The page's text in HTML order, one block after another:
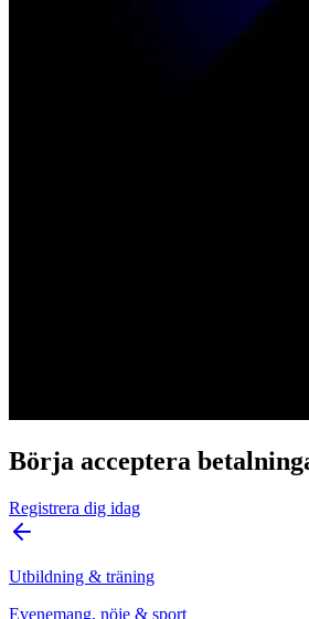
Börja acceptera
Registrera dig idag
Utbildning & träning
Evenemang, nöje & sport